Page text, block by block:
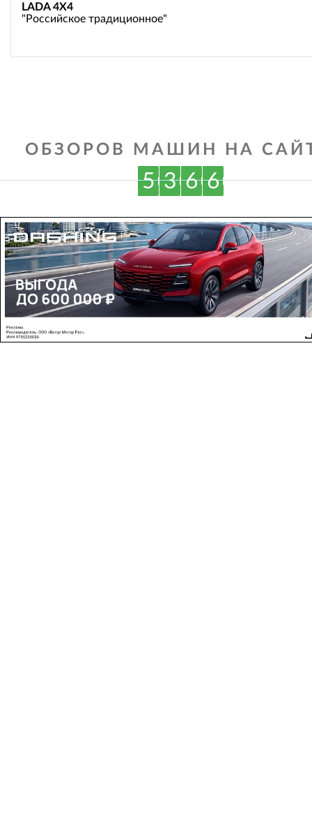
LADA 4X4
"Российское традиционное"
ОБЗОРОВ МАШИН НА
5 3 6 6